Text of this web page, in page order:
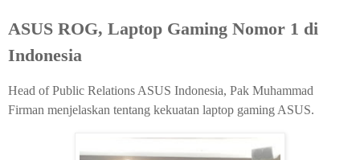
ASUS ROG, Laptop Gaming Nomor 1 di
Indonesia
Head of Public Relations ASUS Indonesia, Pak Muhammad
Firman menjelaskan tentang kekuatan laptop gaming ASUS.